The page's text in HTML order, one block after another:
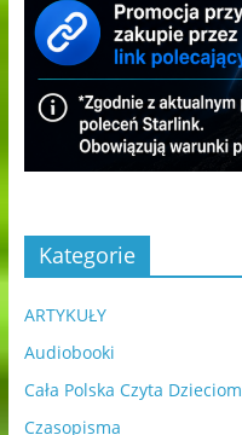
Kategorie
ARTYKUŁY
Audiobooki
Cała Polska Czyta Dzieciom
Czasopisma